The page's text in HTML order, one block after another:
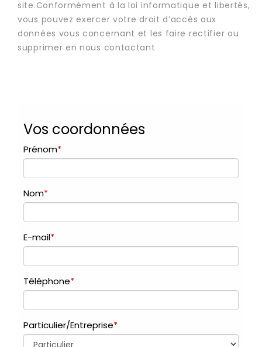
site.Conformément à la loi informatique et libertés,
vous pouvez exercer votre droit d’accès aux
données vous concernant et les faire rectifier ou
supprimer en nous contactant